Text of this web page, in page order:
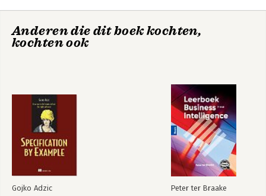
Anderen die dit boek kochten,
kochten ook
Gojko Adzic Peter ter Braake